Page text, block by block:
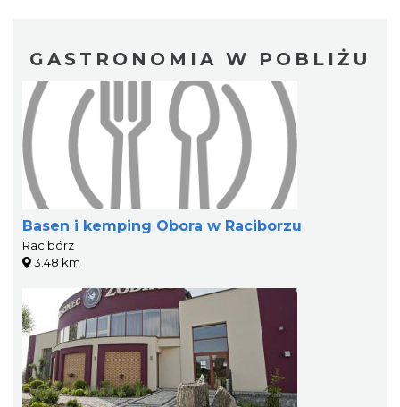
GASTRONOMIA W POBLIŻU
Basen i kemping Obora w Raciborzu
Racibórz
3.48 km